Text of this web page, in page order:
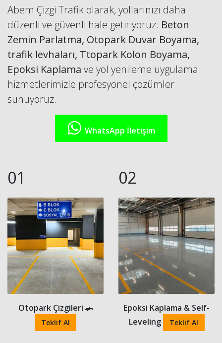
Abem Çizgi Trafik olarak, yollarınızı daha
düzenli ve güvenli hale getiriyoruz. Beton
Zemin Parlatma, Otopark Duvar Boyama,
trafik levhaları, Ttopark Kolon Boyama,
Epoksi Kaplama ve yol yenileme uygulama
hizmetlerimizle profesyonel çözümler
sunuyoruz.
WhatsApp İletişim
01
Otopark Çizgileri 🚗
Teklif Al
02
Epoksi Kaplama & Self-
Leveling
Teklif Al